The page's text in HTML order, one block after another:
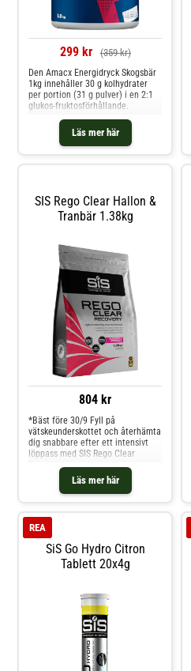
299 kr (359 kr)
Läs mer här
Den Amacx Energidryck Skogsbär
1kg innehåller 30 g kolhydrater
per portion (31 g pulver) i en 2:1
glukos-fruktosförhållande.
Isotonisk mix med natrium, utan
konstgjorda tillsatser. Lämplig för
långa träningar eller tävlingar.
Funktioner och fördelar * 30 g
SIS Rego Clear Hallon &
Tranbär 1.38kg
804 kr
Läs mer här
*Bäst före 30/9 Fyll på
vätskeunderskottet och återhämta
dig snabbare efter ett intensivt
löppass med SIS Rego Clear
hallon/tranbär. Denna lätta och
uppfriskande återhämtningsdryck
kombinerar 20 g klart
kolhydrater, vilket gör den till den
perfe
SiS Go Hydro Citron
Tablett 20x4g
REA